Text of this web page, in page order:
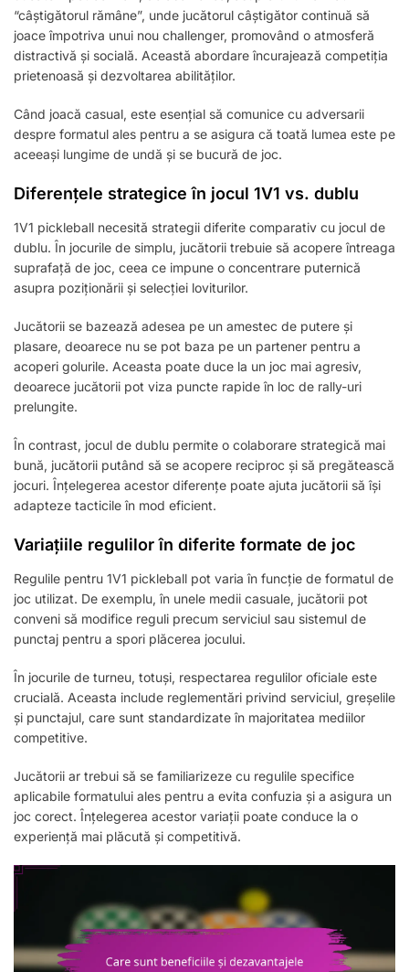
“câștigătorul rămâne”, unde jucătorul câștigător continuă să
joace împotriva unui nou challenger, promovând o atmosferă
distractivă și socială. Această abordare încurajează competiția
prietenoasă și dezvoltarea abilităților.
Când joacă casual, este esențial să comunice cu adversarii
despre formatul ales pentru a se asigura că toată lumea este pe
aceeași lungime de undă și se bucură de joc.
Diferențele strategice în jocul 1V1 vs. dublu
1V1 pickleball necesită strategii diferite comparativ cu jocul de
dublu. În jocurile de simplu, jucătorii trebuie să acopere întreaga
suprafață de joc, ceea ce impune o concentrare puternică
asupra poziționării și selecției loviturilor.
Jucătorii se bazează adesea pe un amestec de putere și
plasare, deoarece nu se pot baza pe un partener pentru a
acoperi golurile. Aceasta poate duce la un joc mai agresiv,
deoarece jucătorii pot viza puncte rapide în loc de rally-uri
prelungite.
În contrast, jocul de dublu permite o colaborare strategică mai
bună, jucătorii putând să se acopere reciproc și să pregătească
jocuri. Înțelegerea acestor diferențe poate ajuta jucătorii să își
adapteze tacticile în mod eficient.
Variațiile regulilor în diferite formate de joc
Regulile pentru 1V1 pickleball pot varia în funcție de formatul de
joc utilizat. De exemplu, în unele medii casuale, jucătorii pot
conveni să modifice reguli precum serviciul sau sistemul de
punctaj pentru a spori plăcerea jocului.
În jocurile de turneu, totuși, respectarea regulilor oficiale este
crucială. Aceasta include reglementări privind serviciul, greșelile
și punctajul, care sunt standardizate în majoritatea mediilor
competitive.
Jucătorii ar trebui să se familiarizeze cu regulile specifice
aplicabile formatului ales pentru a evita confuzia și a asigura un
joc corect. Înțelegerea acestor variații poate conduce la o
experiență mai plăcută și competitivă.